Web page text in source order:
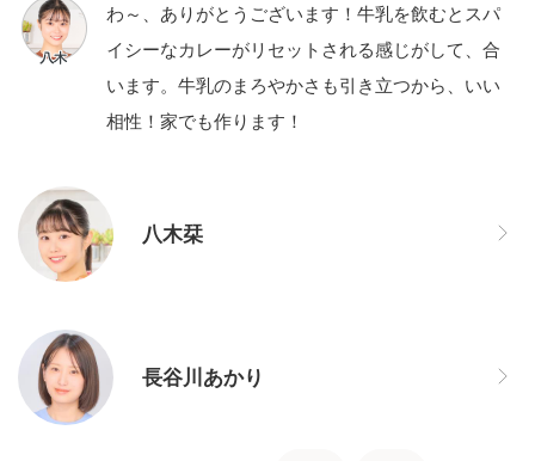
わ～、ありがとうございます！牛乳を飲むとスパ
イシーなカレーがリセットされる感じがして、合
います。牛乳のまろやかさも引き立つから、いい
相性！家でも作ります！
八木栞
長谷川あかり